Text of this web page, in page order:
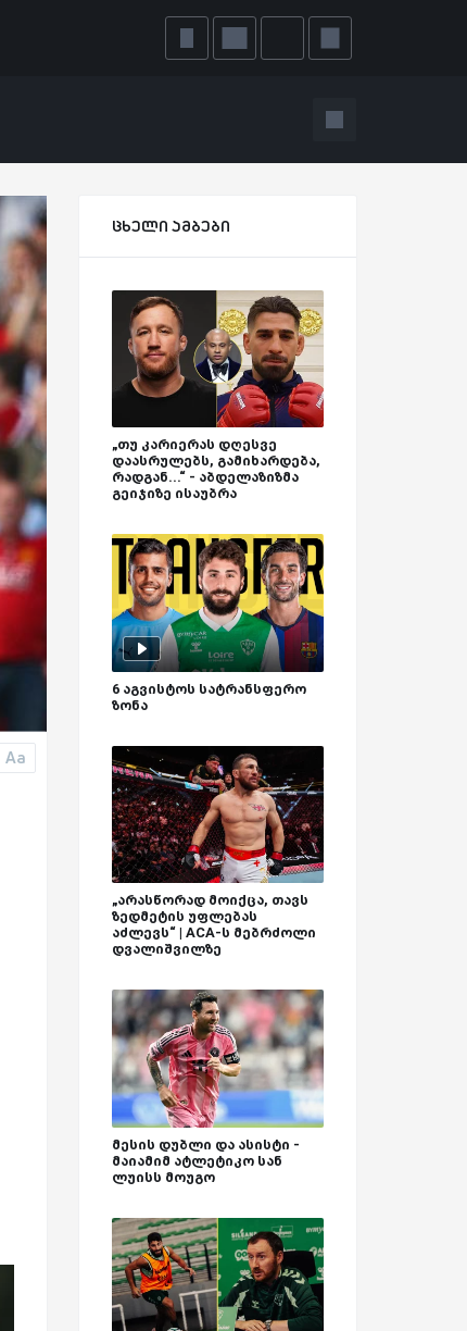
Aa
ცხელი ამბები
„თუ კარიერას დღესვე
დაასრულებს, გამიხარდება,
რადგან...“ - აბდელაზიზმა
გეიჯიზე ისაუბრა
6 აგვისტოს სატრანსფერო
ზონა
„არასწორად მოიქცა, თავს
ზედმეტის უფლებას
აძლევს“ | ACA-ს მებრძოლი
დვალიშვილზე
მესის დუბლი და ასისტი -
მაიამიმ ატლეტიკო სან
ლუისს მოუგო